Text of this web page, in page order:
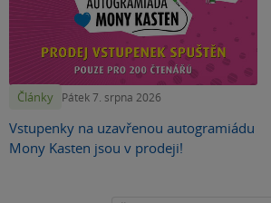
Články Pátek 7. srpna 2026
Vstupenky na uzavřenou autogramiádu
Mony Kasten jsou v prodeji!